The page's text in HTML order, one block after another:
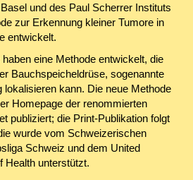
und des Paul Scherrer Instituts
zur Erkennung kleiner Tumore in
entwickelt.
eine Methode entwickelt, die
Bauchspeicheldrüse, sogenannte
kann. Die neue Methode
Homepage der renommierten
publiziert; die Print-Publikation folgt
wurde vom Schweizerischen
Schweiz und dem United
Health unterstützt.